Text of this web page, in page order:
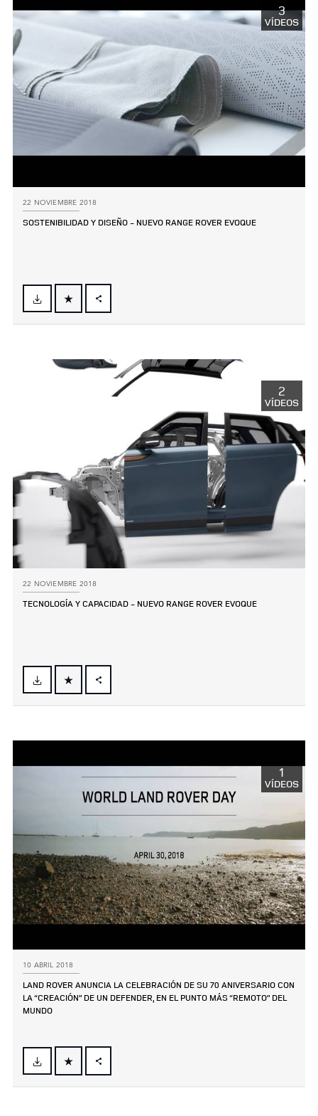
3
VÍDEOS
22 NOVIEMBRE 2018
SOSTENIBILIDAD Y DISEÑO ‑ NUEVO RANGE ROVER EVOQUE
FACEBOOK
LINKEDIN
SHARE 2
VÍDEOS
22 NOVIEMBRE 2018
TECNOLOGÍA Y CAPACIDAD ‑ NUEVO RANGE ROVER EVOQUE
FACEBOOK
LINKEDIN
SHARE 1
VÍDEOS
10 ABRIL 2018
LAND ROVER ANUNCIA LA CELEBRACIÓN DE SU 70 ANIVERSARIO CON
LA “CREACIÓN” DE UN DEFENDER, EN EL PUNTO MÁS “REMOTO” DEL
MUNDO
FACEBOOK